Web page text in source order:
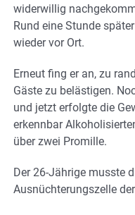
widerwillig
Rund eine Stunde
wieder vor Ort.
Erneut fing er an, zu
Gäste zu belästigen.
und jetzt erfolgte die
erkennbar
über zwei Promille.
Der 26-Jährige musste
Ausnüchterungszelle